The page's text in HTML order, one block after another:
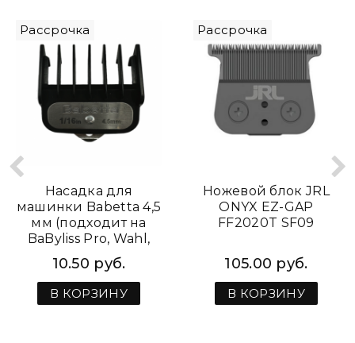
Рассрочка
Насадка для
машинки Babetta 4,5
мм (подходит на
BaByliss Pro, Wahl,
JRL, RAGNAR)
10.50 руб.
В КОРЗИНУ
Рассрочка
Ножевой блок JRL
ONYX EZ-GAP
FF2020T SF09
105.00 руб.
В КОРЗИНУ